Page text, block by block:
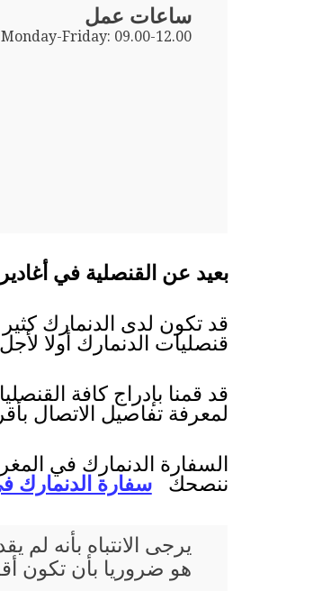
ساعات عمل
Monday-Friday: 09.00-12.00
بعيد عن القنصلية في
قد تكون لدى الدنمارك
قنصليات الدنمارك أولا
قد قمنا بإدراج كافة
لمعرفة تفاصيل الاتصال
السفارة الدنمارك في
ننصحكسفارة الدنمارك
يرجى الانتباه بأنه
هو ضروريا بأن تكون